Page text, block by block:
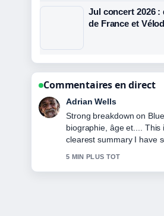
Jul concert 2026 :
de France et
Commentaires en direct
Sara Lind
Following
ordre, inspirations et
appreciate the balanced
7 MIN PLUS TOT